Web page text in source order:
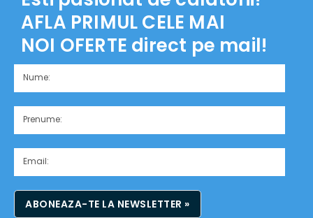
AFLA PRIMUL CELE MAI
NOI OFERTE direct pe mail!
ABONEAZA-TE LA NEWSLETTER »